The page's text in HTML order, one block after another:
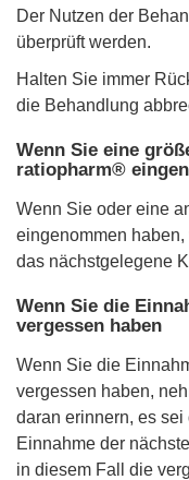
Der Nutzen der
überprüft werden.
Halten Sie immer
die Behandlung
Wenn Sie eine
ratiopharm®
Wenn Sie oder eine
eingenommen
das nächstgelegene
Wenn Sie die
vergessen haben
Wenn Sie die
vergessen haben,
daran erinnern, es
Einnahme der
in diesem Fall die